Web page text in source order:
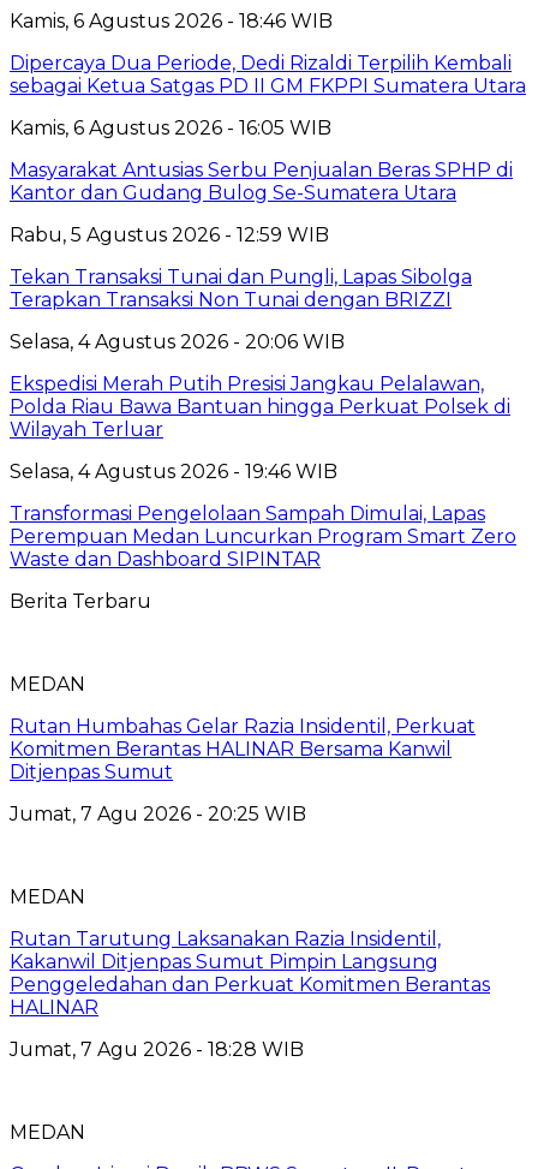
Kamis, 6 Agustus 2026 - 18:46 WIB
Dipercaya Dua Periode, Dedi Rizaldi Terpilih Kembali
sebagai Ketua Satgas PD II GM FKPPI Sumatera Utara
Kamis, 6 Agustus 2026 - 16:05 WIB
Masyarakat Antusias Serbu Penjualan Beras SPHP di
Kantor dan Gudang Bulog Se-Sumatera Utara
Rabu, 5 Agustus 2026 - 12:59 WIB
Tekan Transaksi Tunai dan Pungli, Lapas Sibolga
Terapkan Transaksi Non Tunai dengan BRIZZI
Selasa, 4 Agustus 2026 - 20:06 WIB
Ekspedisi Merah Putih Presisi Jangkau Pelalawan,
Polda Riau Bawa Bantuan hingga Perkuat Polsek di
Wilayah Terluar
Selasa, 4 Agustus 2026 - 19:46 WIB
Transformasi Pengelolaan Sampah Dimulai, Lapas
Perempuan Medan Luncurkan Program Smart Zero
Waste dan Dashboard SIPINTAR
Berita Terbaru
MEDAN
Rutan Humbahas Gelar Razia Insidentil, Perkuat
Komitmen Berantas HALINAR Bersama Kanwil
Ditjenpas Sumut
Jumat, 7 Agu 2026 - 20:25 WIB
MEDAN
Rutan Tarutung Laksanakan Razia Insidentil,
Kakanwil Ditjenpas Sumut Pimpin Langsung
Penggeledahan dan Perkuat Komitmen Berantas
HALINAR
Jumat, 7 Agu 2026 - 18:28 WIB
MEDAN